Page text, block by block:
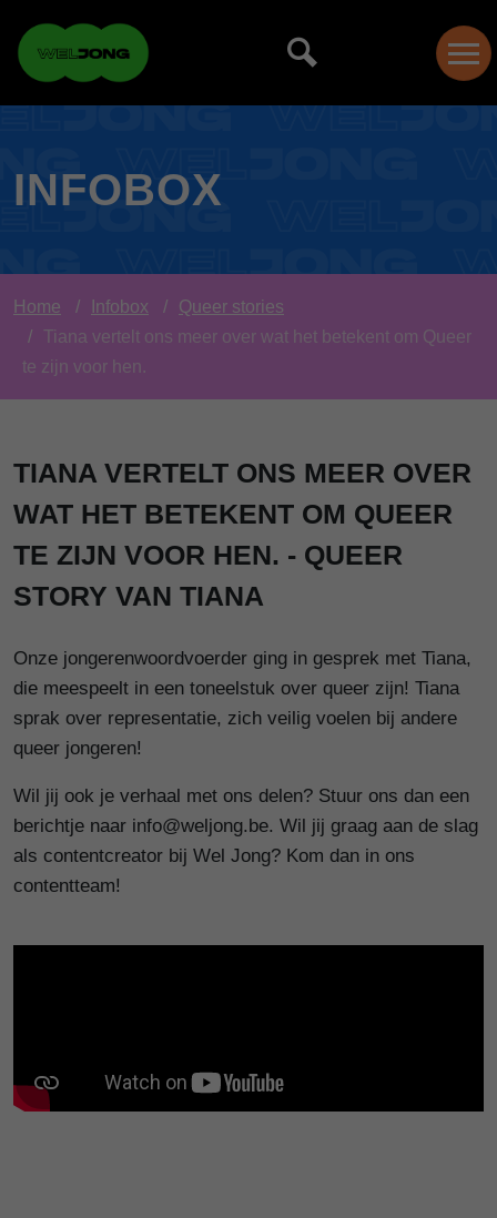
INFOBOX
Home Infobox
Queer stories
Tiana vertelt ons meer over wat het betekent om Queer
te zijn voor hen.
TIANA VERTELT ONS MEER OVER
WAT HET BETEKENT OM QUEER
TE ZIJN VOOR HEN. - QUEER
STORY VAN TIANA
Onze jongerenwoordvoerder ging in gesprek met Tiana,
die meespeelt in een toneelstuk over queer zijn! Tiana
sprak over representatie, zich veilig voelen bij andere
queer jongeren!
Wil jij ook je verhaal met ons delen? Stuur ons dan een
berichtje naar info@weljong.be. Wil jij graag aan de slag
als contentcreator bij Wel Jong? Kom dan in ons
contentteam!